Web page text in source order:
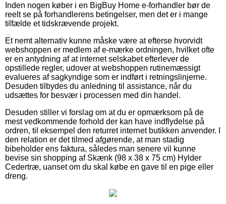
Inden nogen køber i en BigBuy Home e-forhandler bør de
reelt se på forhandlerens betingelser, men det er i mange
tilfælde et tidskrævende projekt.
Et nemt alternativ kunne måske være at efterse hvorvidt
webshoppen er medlem af e-mærke ordningen, hvilket ofte
er en antydning af at internet selskabet efterlever de
opstillede regler, udover at webshoppen rutinemæssigt
evalueres af sagkyndige som er indført i retningslinjerne.
Desuden tilbydes du anledning til assistance, når du
udsættes for besvær i processen med din handel.
Desuden stiller vi forslag om at du er opmærksom på de
mest vedkommende forhold der kan have indflydelse på
ordren, til eksempel den returret internet butikken anvender. I
den relation er det tilmed afgørende, at man stadig
bibeholder ens faktura, således man senere vil kunne
bevise sin shopping af Skænk (98 x 38 x 75 cm) Hylder
Cedertræ, uanset om du skal købe en gave til en pige eller
dreng.